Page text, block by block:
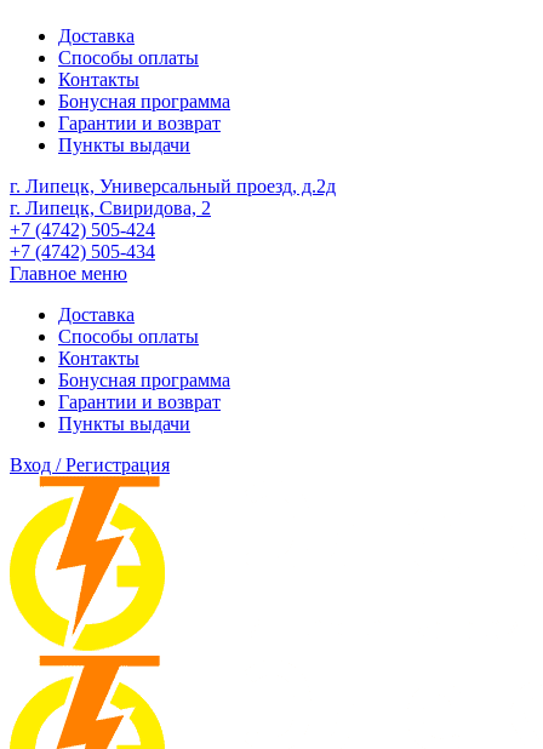
Доставка
Способы оплаты
Контакты
Бонусная программа
Гарантии и возврат
Пункты выдачи
г. Липецк, Универсальный проезд, д.2д
г. Липецк, Свиридова, 2
+7 (4742) 505-424
+7 (4742) 505-434
Главное меню
Доставка
Способы оплаты
Контакты
Бонусная программа
Гарантии и возврат
Пункты выдачи
Вход / Регистрация